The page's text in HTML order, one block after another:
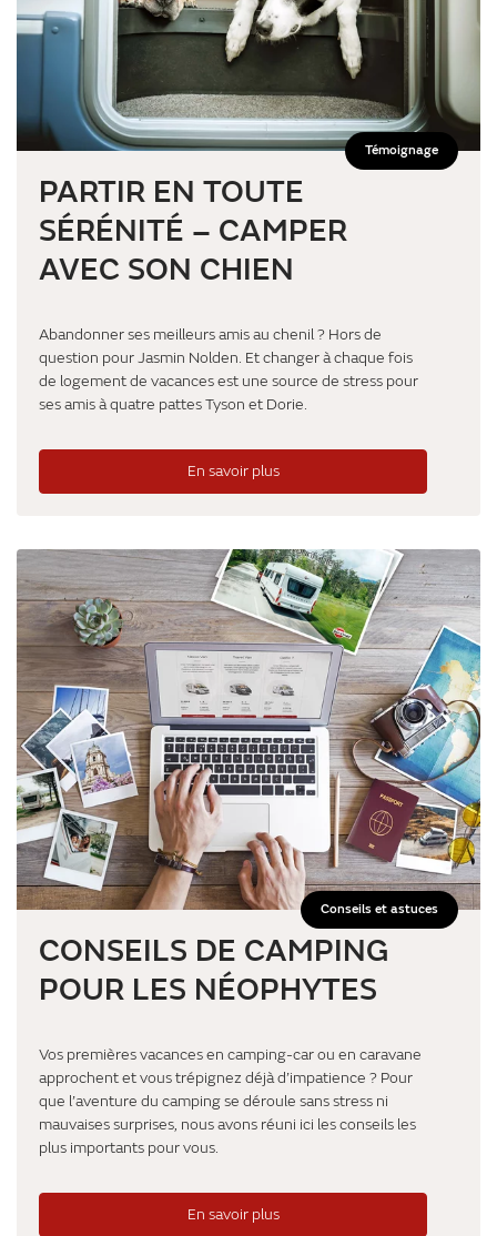
Témoignage
PARTIR EN TOUTE
SÉRÉNITÉ – CAMPER
AVEC SON CHIEN
Abandonner ses meilleurs amis au chenil ? Hors de
question pour Jasmin Nolden. Et changer à chaque fois
de logement de vacances est une source de stress pour
ses amis à quatre pattes Tyson et Dorie.
En savoir plus
Conseils et astuces
CONSEILS DE CAMPING
POUR LES NÉOPHYTES
Vos premières vacances en camping-car ou en caravane
approchent et vous trépignez déjà d’impatience ? Pour
que l’aventure du camping se déroule sans stress ni
mauvaises surprises, nous avons réuni ici les conseils les
plus importants pour vous.
En savoir plus